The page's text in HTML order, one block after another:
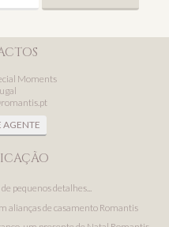
Moments
AGENTE
pequenos detalhes...
alianças de casamento Romantis